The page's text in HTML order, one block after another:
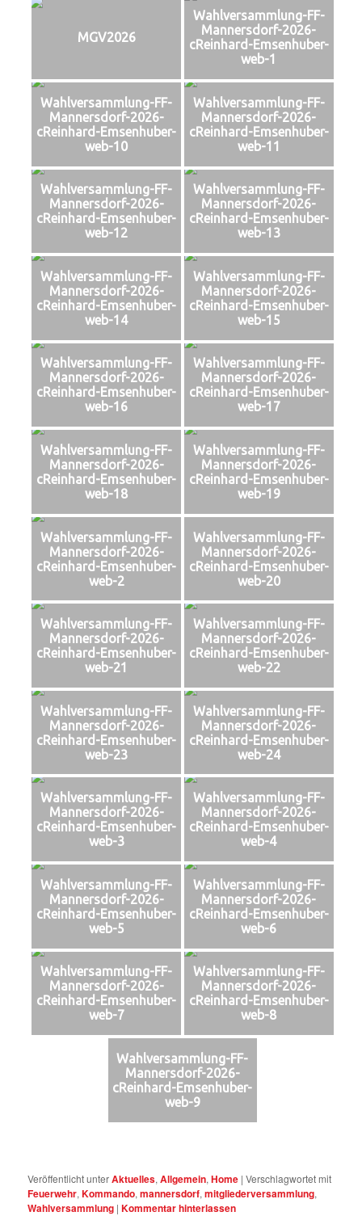
MGV2026
Wahlversammlung-FF-
Mannersdorf-2026-
cReinhard-Emsenhuber-
web-1
Wahlversammlung-FF-
Mannersdorf-2026-
cReinhard-Emsenhuber-
web-10
Wahlversammlung-FF-
Mannersdorf-2026-
cReinhard-Emsenhuber-
web-11
Wahlversammlung-FF-
Mannersdorf-2026-
cReinhard-Emsenhuber-
web-12
Wahlversammlung-FF-
Mannersdorf-2026-
cReinhard-Emsenhuber-
web-13
Wahlversammlung-FF-
Mannersdorf-2026-
cReinhard-Emsenhuber-
web-14
Wahlversammlung-FF-
Mannersdorf-2026-
cReinhard-Emsenhuber-
web-15
Wahlversammlung-FF-
Mannersdorf-2026-
cReinhard-Emsenhuber-
web-16
Wahlversammlung-FF-
Mannersdorf-2026-
cReinhard-Emsenhuber-
web-17
Wahlversammlung-FF-
Mannersdorf-2026-
cReinhard-Emsenhuber-
web-18
Wahlversammlung-FF-
Mannersdorf-2026-
cReinhard-Emsenhuber-
web-19
Wahlversammlung-FF-
Mannersdorf-2026-
cReinhard-Emsenhuber-
web-2
Wahlversammlung-FF-
Mannersdorf-2026-
cReinhard-Emsenhuber-
web-20
Wahlversammlung-FF-
Mannersdorf-2026-
cReinhard-Emsenhuber-
web-21
Wahlversammlung-FF-
Mannersdorf-2026-
cReinhard-Emsenhuber-
web-22
Wahlversammlung-FF-
Mannersdorf-2026-
cReinhard-Emsenhuber-
web-23
Wahlversammlung-FF-
Mannersdorf-2026-
cReinhard-Emsenhuber-
web-24
Wahlversammlung-FF-
Mannersdorf-2026-
cReinhard-Emsenhuber-
web-3
Wahlversammlung-FF-
Mannersdorf-2026-
cReinhard-Emsenhuber-
web-4
Wahlversammlung-FF-
Mannersdorf-2026-
cReinhard-Emsenhuber-
web-5
Wahlversammlung-FF-
Mannersdorf-2026-
cReinhard-Emsenhuber-
web-6
Wahlversammlung-FF-
Mannersdorf-2026-
cReinhard-Emsenhuber-
web-7
Wahlversammlung-FF-
Mannersdorf-2026-
cReinhard-Emsenhuber-
web-8
Wahlversammlung-FF-
Mannersdorf-2026-
cReinhard-Emsenhuber-
web-9
Veröffentlicht unterAktuelles,Allgemein,Home |Verschlagwortet mit
Feuerwehr,Kommando,mannersdorf,mitgliederversammlung,
Wahlversammlung |Kommentar hinterlassen